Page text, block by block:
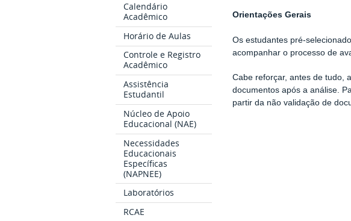
Calendário
Acadêmico
Horário de Aulas
Controle e Registro
Acadêmico
Assistência
Estudantil
Núcleo de Apoio
Educacional (NAE)
Necessidades
Educacionais
Específicas
(NAPNEE)
Laboratórios
RCAE
Orientações Gerais
Os estudantes pré-
acompanhar o processo de
Cabe reforçar, antes de tudo,
documentos após a análise.
partir da não validação de